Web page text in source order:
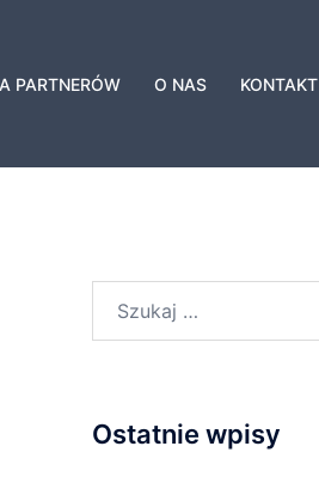
PARTNERÓW O NAS KONTAKT
Ostatnie wpisy